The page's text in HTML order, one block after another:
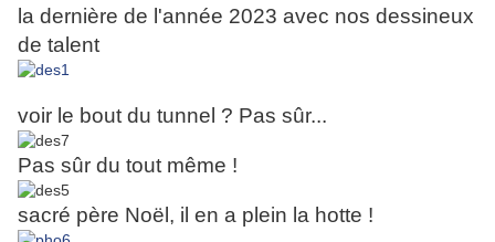
la dernière de l'année 2023 avec nos dessineux
de talent
voir le bout du tunnel ? Pas sûr...
Pas sûr du tout même !
sacré père Noël, il en a plein la hotte !